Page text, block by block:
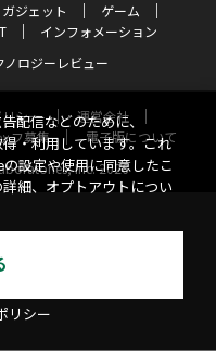
ガジェット
ゲーム
インフォメーション
ノロジーレビュー
シー
運営会社
フ募集
電子版について
Inc. 2026
配信などのために、
・利用しています。これ
設定や使用に同意したこ
細、オプトアウトについ
リシー